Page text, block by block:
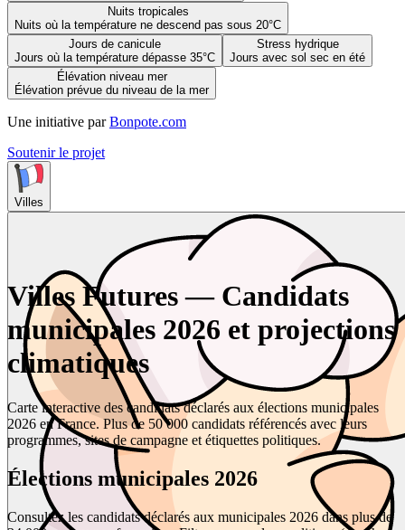
Nuits tropicales
Nuits où la température ne descend pas sous 20°C
Jours de canicule
Jours où la température dépasse 35°C
Stress hydrique
Jours avec sol sec en été
Élévation niveau mer
Élévation prévue du niveau de la mer
Une initiative par Bonpote.com
Soutenir le projet
Villes
Villes Futures — Candidats
municipales 2026 et projections
climatiques
Carte interactive des candidats déclarés aux élections municipales
2026 en France. Plus de 50 000 candidats référencés avec leurs
programmes, sites de campagne et étiquettes politiques.
Élections municipales 2026
Consultez les candidats déclarés aux municipales 2026 dans plus de